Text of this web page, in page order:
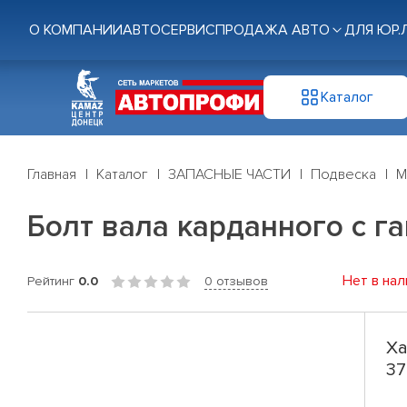
О КОМПАНИИАВТОСЕРВИСПРОДАЖА АВТО ДЛЯ
Каталог
Главная Каталог ЗАПАСНЫЕ ЧАСТИ Подвеска
Болт вала карданного с
Рейтинг 0.0 0 отзывов Нет в